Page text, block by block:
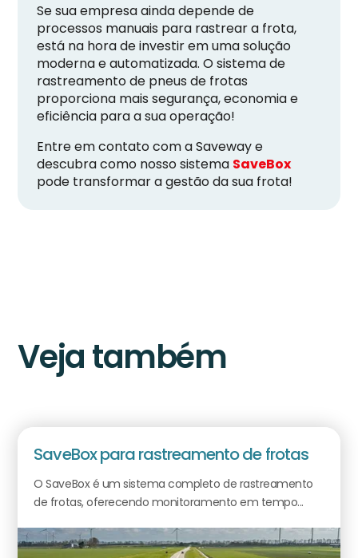
Se sua empresa ainda depende de
processos manuais para rastrear a frota,
está na hora de investir em uma solução
moderna e automatizada. O sistema de
rastreamento de pneus de frotas
proporciona mais segurança, economia e
eficiência para a sua operação!
Entre em contato com a Saveway e
descubra como nosso sistema SaveBox
pode transformar a gestão da sua frota!
Veja também
SaveBox para rastreamento de frotas
O SaveBox é um sistema completo de rastreamento
de frotas, oferecendo monitoramento em tempo...